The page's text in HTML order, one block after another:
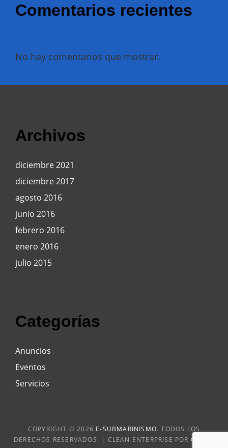
Comentarios recientes
No hay comentarios que mostrar.
Archivos
diciembre 2021
diciembre 2017
agosto 2016
junio 2016
febrero 2016
enero 2016
julio 2015
Categorías
Anuncios
Eventos
Servicios
COPYRIGHT © 2026 E-SUBMARINISMO. TODOS LOS
DERECHOS RESERVADOS. | CLEAN ENTERPRISE POR CATCH